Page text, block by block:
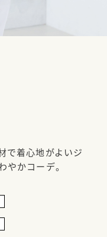
で着心地がよいジ
やかコーデ。